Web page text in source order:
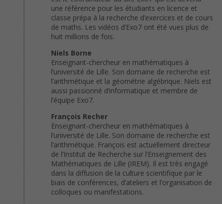
une référence pour les étudiants en licence et
classe prépa à la recherche d’exercices et de cours
de maths. Les vidéos d’Exo7 ont été vues plus de
huit millions de fois.
Niels Borne
Enseignant-chercheur en mathématiques à
l’université de Lille. Son domaine de recherche est
l’arithmétique et la géométrie algébrique. Niels est
aussi passionné d’informatique et membre de
l’équipe Exo7.
François Recher
Enseignant-chercheur en mathématiques à
l’université de Lille. Son domaine de recherche est
l’arithmétique. François est actuellement directeur
de l’Institut de Recherche sur l’Enseignement des
Mathématiques de Lille (IREM). Il est très engagé
dans la diffusion de la culture scientifique par le
biais de conférences, d’ateliers et l’organisation de
colloques ou manifestations.